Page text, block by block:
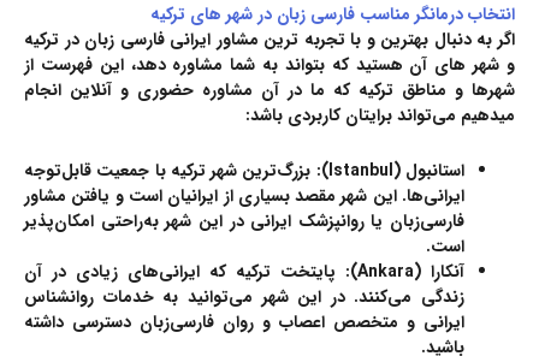
انتخاب درمانگر مناسب فارسی زبان در شهر های ترکیه
اگر به دنبال بهترین و با تجربه ترین مشاور ایرانی فارسی زبان در ترکیه
و شهر های آن هستید که بتواند به شما مشاوره دهد، این فهرست از
شهرها و مناطق ترکیه که ما در آن مشاوره حضوری و آنلاین انجام
میدهیم می‌تواند برایتان کاربردی باشد:
استانبول (Istanbul)
: بزرگ‌ترین شهر ترکیه با جمعیت قابل‌توجه
ایرانی‌ها. این شهر مقصد بسیاری از ایرانیان است و یافتن مشاور
فارسی‌زبان یاروانپزشک ایرانی در این شهر به‌راحتی امکان‌پذیر
است.
آنکارا (Ankara)
: پایتخت ترکیه که ایرانی‌های زیادی در آن
زندگی می‌کنند. در این شهر می‌توانید به خدمات روانشناس
ایرانی و متخصص اعصاب و روان فارسی‌زبان دسترسی داشته
باشید.